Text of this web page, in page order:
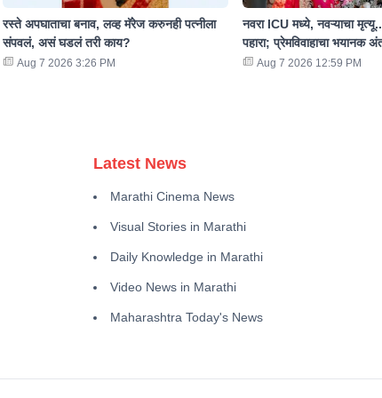
रस्ते अपघाताचा बनाव, लव्ह मॅरेज करुनही पत्नीला
संपवलं, असं घडलं तरी काय?
Aug 7 2026 3:26 PM
नवरा ICU मध्ये, नवऱ्याचा
पहारा; प्रेमविवाहाचा भयानक
Aug 7 2026 12:59 PM
Latest News
Marathi Cinema News
Visual Stories in Marathi
Daily Knowledge in Marathi
Video News in Marathi
Maharashtra Today's News